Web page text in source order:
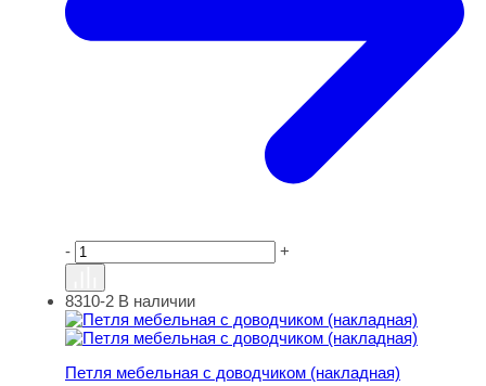
- +
Петля мебельная с доводчиком (накладная)
8310-2 В наличии
Петля мебельная с доводчиком (накладная)